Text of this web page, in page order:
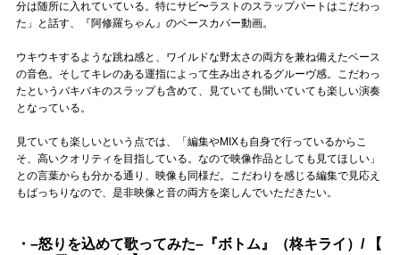
分は随所に入れていている。特にサビ〜ラストのスラップパートはこだわっ
た」と話す、『阿修羅ちゃん』のベースカバー動画。
ウキウキするような跳ね感と、ワイルドな野太さの両方を兼ね備えたベース
の音色。そしてキレのある運指によって生み出されるグルーヴ感。こだわっ
たというバキバキのスラップも含めて、見ていても聞いていても楽しい演奏
となっている。
見ていても楽しいという点では、「編集やMIXも自身で行っているからこ
そ、高いクオリティを目指している。なので映像作品としても見てほしい」
との言葉からも分かる通り、映像も同様だ。こだわりを感じる編集で見応え
もばっちりなので、是非映像と音の両方を楽しんでいただきたい。
・–怒りを込めて歌ってみた–『ボトム』（柊キライ）/ 【